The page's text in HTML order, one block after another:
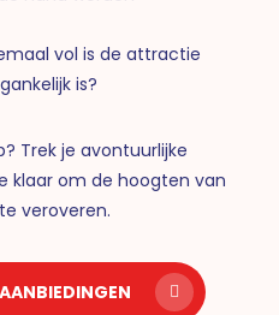
vol is de attractie
is?
Trek je avontuurlijke
klaar om de hoogten van
veroveren.